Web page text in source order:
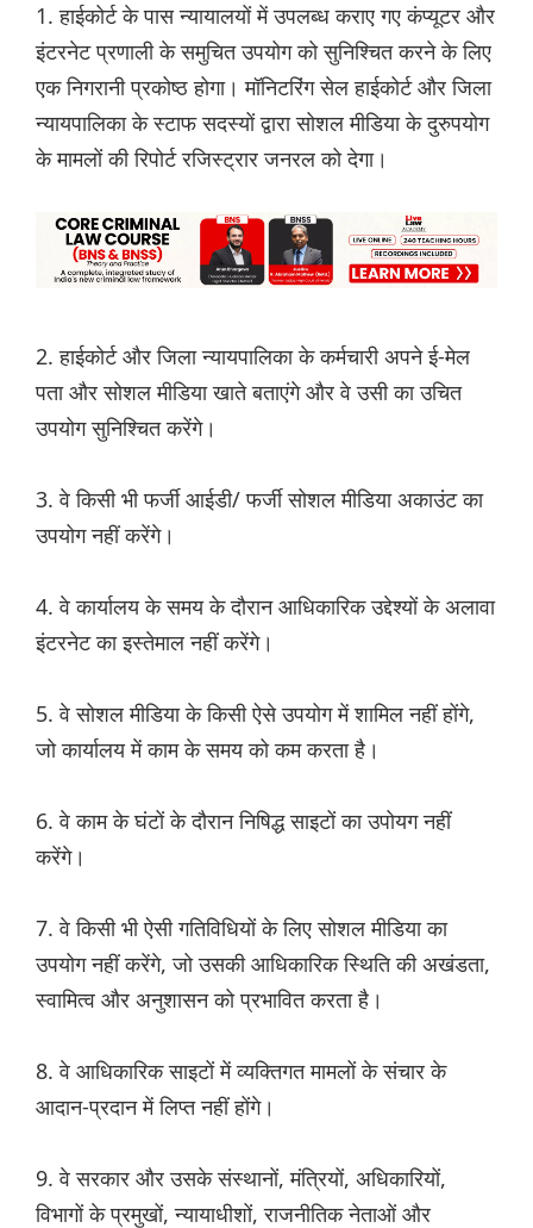
1. हाईकोर्ट के पास न्यायालयों में उपलब्ध कराए गए कंप्यूटर और
इंटरनेट प्रणाली के समुचित उपयोग को सुनिश्चित करने के लिए
एक निगरानी प्रकोष्ठ होगा। मॉनिटरिंग सेल हाईकोर्ट और जिला
न्यायपालिका के स्टाफ सदस्यों द्वारा सोशल मीडिया के दुरुपयोग
के मामलों की रिपोर्ट रजिस्ट्रार जनरल को देगा।
2. हाईकोर्ट और जिला न्यायपालिका के कर्मचारी अपने ई-मेल
पता और सोशल मीडिया खाते बताएंगे और वे उसी का उचित
उपयोग सुनिश्चित करेंगे।
3. वे किसी भी फर्जी आईडी/ फर्जी सोशल मीडिया अकाउंट का
उपयोग नहीं करेंगे।
4. वे कार्यालय के समय के दौरान आधिकारिक उद्देश्यों के अलावा
इंटरनेट का इस्तेमाल नहीं करेंगे।
5. वे सोशल मीडिया के किसी ऐसे उपयोग में शामिल नहीं होंगे,
जो कार्यालय में काम के समय को कम करता है।
6. वे काम के घंटों के दौरान निषिद्ध साइटों का उपोयग नहीं
करेंगे।
7. वे किसी भी ऐसी गतिविधियों के लिए सोशल मीडिया का
उपयोग नहीं करेंगे, जो उसकी आधिकारिक स्थिति की अखंडता,
स्वामित्व और अनुशासन को प्रभावित करता है।
8. वे आधिकारिक साइटों में व्यक्तिगत मामलों के संचार के
आदान-प्रदान में लिप्त नहीं होंगे।
9. वे सरकार और उसके संस्थानों, मंत्रियों, अधिकारियों,
विभागों के प्रमुखों, न्यायाधीशों, राजनीतिक नेताओं और